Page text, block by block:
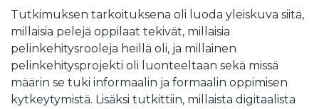
Tutkimuksen tarkoituksena oli luoda yleiskuva siitä,
millaisia pelejä oppilaat tekivät, millaisia
pelinkehitysrooleja heillä oli, ja millainen
pelinkehitysprojekti oli luonteeltaan sekä missä
määrin se tuki informaalin ja formaalin oppimisen
kytkeytymistä. Lisäksi tutkittiin, millaista digitaalista